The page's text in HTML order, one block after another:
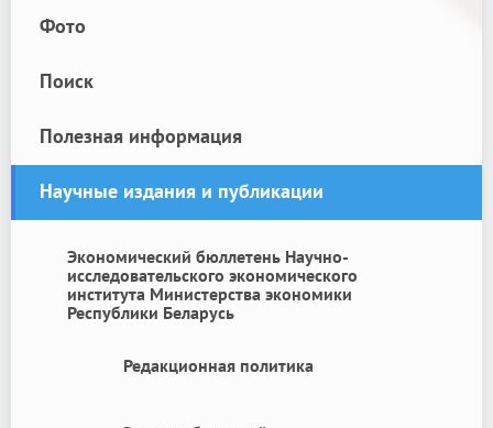
Фото
Поиск
Полезная информация
Научные издания и публикации
Экономический бюллетень Научно-
исследовательского экономического
института Министерства экономики
Республики Беларусь
Редакционная политика